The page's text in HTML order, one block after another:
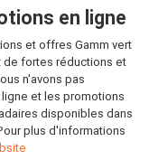
en ligne
et offres Gamm vert
de fortes réductions et
n'avons pas
et les promotions
disponibles dans
plus d'informations